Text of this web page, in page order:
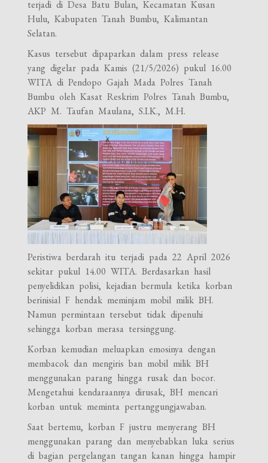
terjadi di Desa Batu Bulan, Kecamatan Kusan
Hulu, Kabupaten Tanah Bumbu, Kalimantan
Selatan.
Kasus tersebut dipaparkan dalam press release
yang digelar pada Kamis (21/5/2026) pukul 16.00
WITA di Pendopo Gajah Mada Polres Tanah
Bumbu oleh Kasat Reskrim Polres Tanah Bumbu,
AKP M. Taufan Maulana, S.I.K., M.H.
Peristiwa berdarah itu terjadi pada 22 April 2026
sekitar pukul 14.00 WITA. Berdasarkan hasil
penyelidikan polisi, kejadian bermula ketika korban
berinisial F hendak meminjam mobil milik BH.
Namun permintaan tersebut tidak dipenuhi
sehingga korban merasa tersinggung.
Korban kemudian meluapkan emosinya dengan
membacok dan mengiris ban mobil milik BH
menggunakan parang hingga rusak dan bocor.
Mengetahui kendaraannya dirusak, BH mencari
korban untuk meminta pertanggungjawaban.
Saat bertemu, korban F justru menyerang BH
menggunakan parang dan menyebabkan luka serius
di bagian pergelangan tangan kanan hingga hampir